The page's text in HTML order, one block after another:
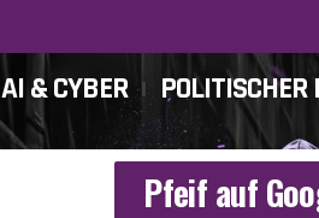
AI & CYBER
Pfeif auf